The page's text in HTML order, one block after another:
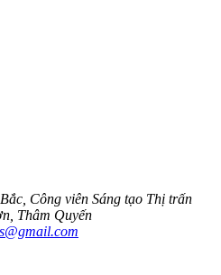
Công viên Sáng tạo Thị trấn
Thâm Quyến